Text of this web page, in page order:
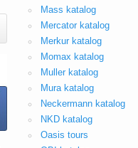
Mass katalog
Mercator katalog
Merkur katalog
Momax katalog
Muller katalog
Mura katalog
Neckermann katalog
NKD katalog
Oasis tours